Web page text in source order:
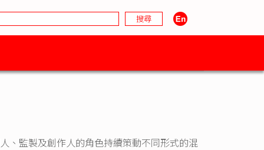
、監製及創作人的角色持續策動不同形式的混